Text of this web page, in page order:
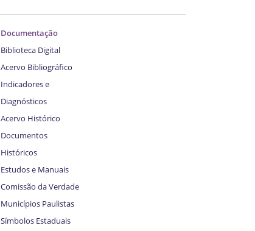
Documentação
Biblioteca Digital
Acervo Bibliográfico
Indicadores e
Diagnósticos
Acervo Histórico
Documentos
Históricos
Estudos e Manuais
Comissão da Verdade
Municípios Paulistas
Símbolos Estaduais